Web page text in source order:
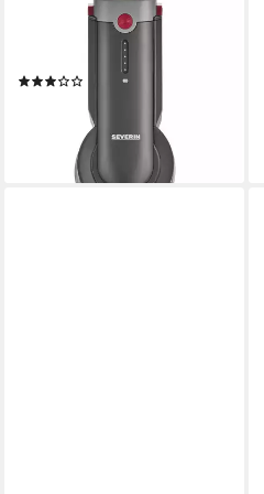
Akku-Handstaubsauger HV
7968, 300 W, beutellos
lieferbar - in 3-4 Werktagen bei dir